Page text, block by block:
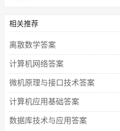
相关推荐
离散数学答案
计算机网络答案
微机原理与接口技术答案
计算机应用基础答案
数据库技术与应用答案